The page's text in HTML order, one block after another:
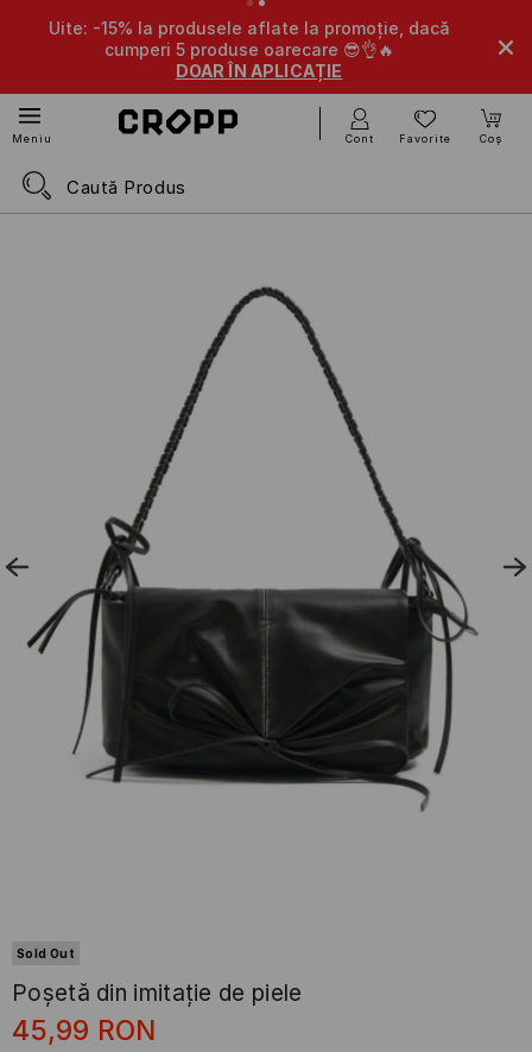
Uite: -15% la produsele aflate la promoție, dacă
cumperi 5 produse oarecare 😎👌🔥
DOAR ÎN APLICAȚIE
Meniu Cont Favorite Coș
Sold Out
Poșetă din imitație de piele
45,99 RON